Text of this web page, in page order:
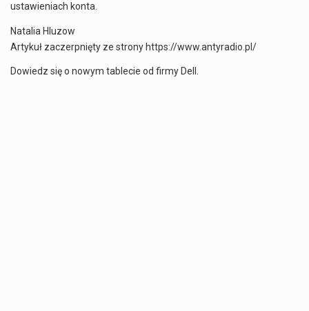
ustawieniach konta.
Natalia Hluzow
Artykuł zaczerpnięty ze strony https://www.antyradio.pl/
Dowiedz się o nowym tablecie od firmy Dell.